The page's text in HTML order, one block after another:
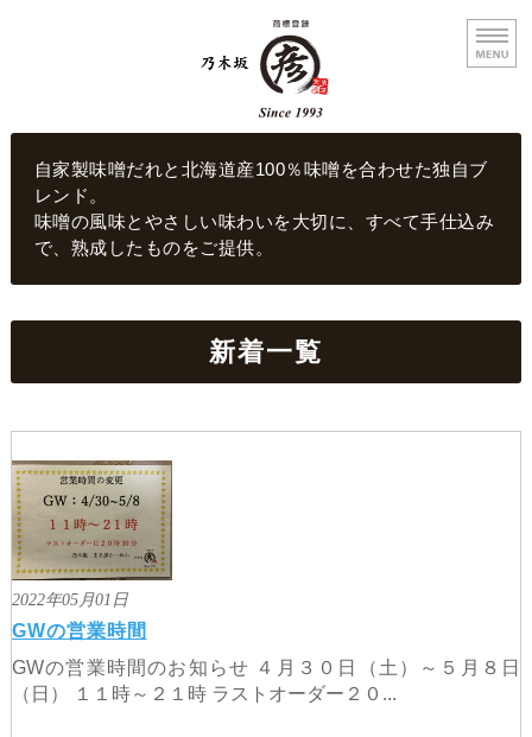
乃木坂まる彦らーめん
自家製味噌だれと北海道産100％味噌を合わせた独自ブ
レンド。
味噌の風味とやさしい味わいを大切に、すべて手仕込み
で、熟成したものをご提供。
メニュー
お問い合わせ
ご予約
新着一覧
2022年05月01日
GWの営業時間
GWの営業時間のお知らせ ４月３０日（土）～５月８日
（日） １１時～２１時 ラストオーダー２０...